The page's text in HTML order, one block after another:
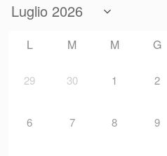
L M M G
29 30 1 2
6 7 8 9